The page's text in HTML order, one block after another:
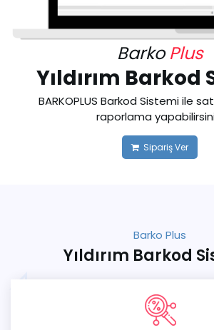
BarkoPlus
Yıldırım Barkod
BARKOPLUS Barkod Sistemi ile
raporlama
Sipariş Ver
Barko Plus
Yıldırım Barkod